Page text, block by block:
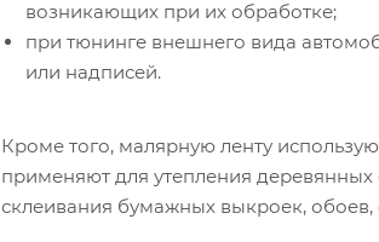
возникающих при их обработке;
при тюнинге внешнего вида
или надписей.
Кроме того, малярную ленту
применяют для утепления
склеивания бумажных выкроек,